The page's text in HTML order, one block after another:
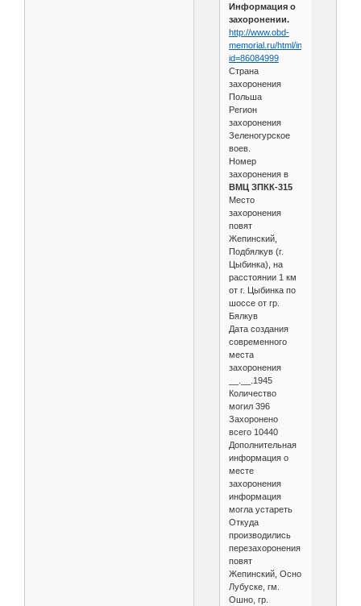
Информация о
захоронении.
http://www.obd-
memorial.ru/html/info.htm?
id=86084999
Страна
захоронения
Польша
Регион
захоронения
Зеленогурское
воев.
Номер
захоронения в
ВМЦ ЗПКК-315
Место
захоронения
повят
Жепинский,
Подбялкув (г.
Цыбинка), на
расстоянии 1 км
от г. Цыбинка по
шоссе от гр.
Бялкув
Дата создания
современного
места
захоронения
__.__.1945
Количество
могил 396
Захоронено
всего 10440
Дополнительная
информация о
месте
захоронения
информация
могла устареть
Откуда
производились
перезахоронения:
повят
Жепинский, Осно
Лубуске, гм.
Ошно, гр.